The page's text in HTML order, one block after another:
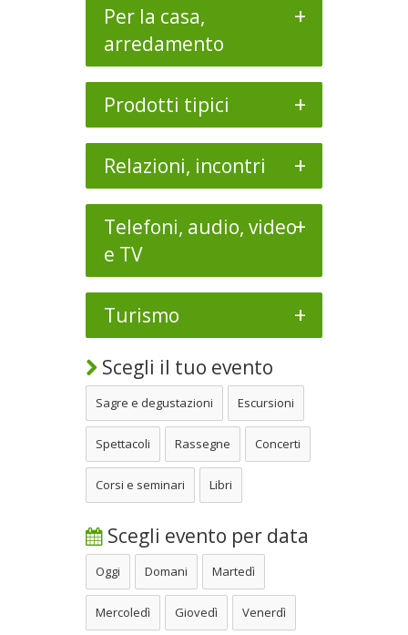
Per la casa,
arredamento
+
Prodotti tipici +
Relazioni, incontri +
Telefoni, audio, video
e TV
+
Turismo +
Scegli il tuo evento
Sagre e degustazioni Escursioni
Spettacoli Rassegne Concerti
Corsi e seminari Libri
Scegli evento per data
Oggi Domani Martedì
Mercoledì Giovedì Venerdì